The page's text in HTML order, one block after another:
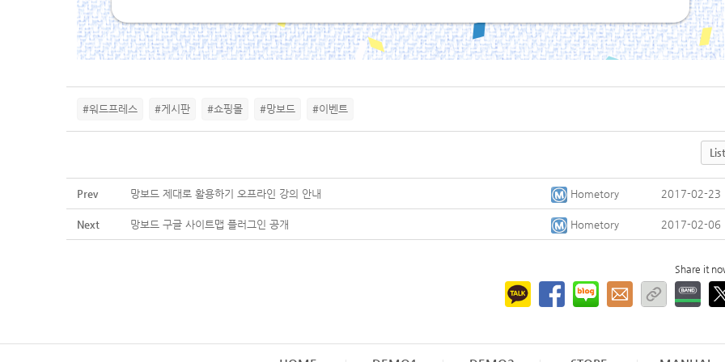
#워드프레스 #게시판 #쇼핑몰 #망보드 #이벤트
List
Prev 망보드 제대로 활용하기 오프라인 강의 안내 Hometory 2017-02-23
Next 망보드 구글 사이트맵 플러그인 공개 Hometory 2017-02-06
Share it